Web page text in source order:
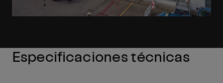
Especificaciones técnicas